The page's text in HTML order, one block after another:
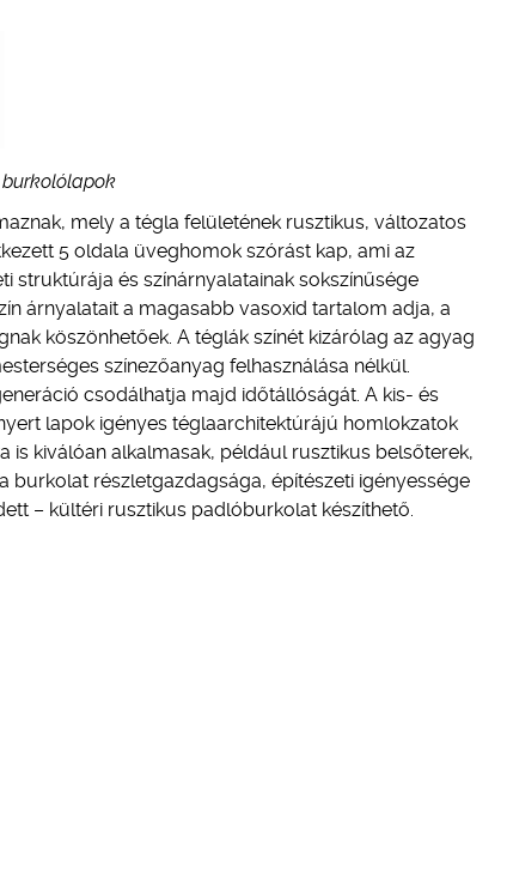
mely a tégla felületének rusztikus, változatos
5 oldala üveghomok szórást kap, ami az
struktúrája és színárnyalatainak sokszínűsége
árnyalatait a magasabb vasoxid tartalom adja, a
köszönhetőek. A téglák színét kizárólag az agyag
színezőanyag felhasználása nélkül.
csodálhatja majd időtállóságát. A kis- és
lapok igényes téglaarchitektúrájú homlokzatok
is kiválóan alkalmasak, például rusztikus belsőterek,
burkolat részletgazdagsága, építészeti igényessége
– kültéri rusztikus padlóburkolat készíthető.